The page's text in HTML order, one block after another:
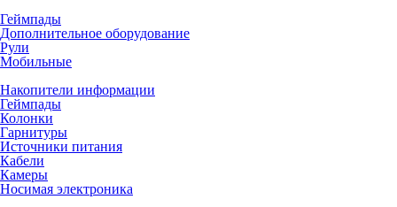
Геймпады
Дополнительное оборудование
Рули
Мобильные
Накопители информации
Геймпады
Колонки
Гарнитуры
Источники питания
Кабели
Камеры
Носимая электроника